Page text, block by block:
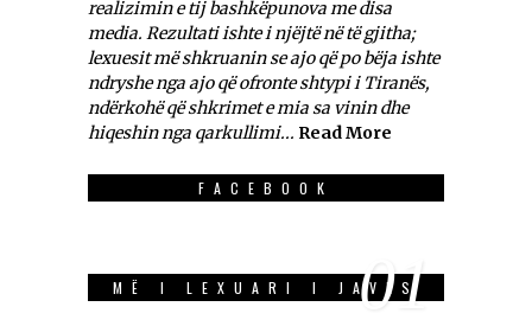
realizimin e tij bashkëpunova me disa
media. Rezultati ishte i njëjtë në të gjitha;
lexuesit më shkruanin se ajo që po bëja ishte
ndryshe nga ajo që ofronte shtypi i Tiranës,
ndërkohë që shkrimet e mia sa vinin dhe
hiqeshin nga qarkullimi... Read More
FACEBOOK
MË I LEXUARI I JAVES
01